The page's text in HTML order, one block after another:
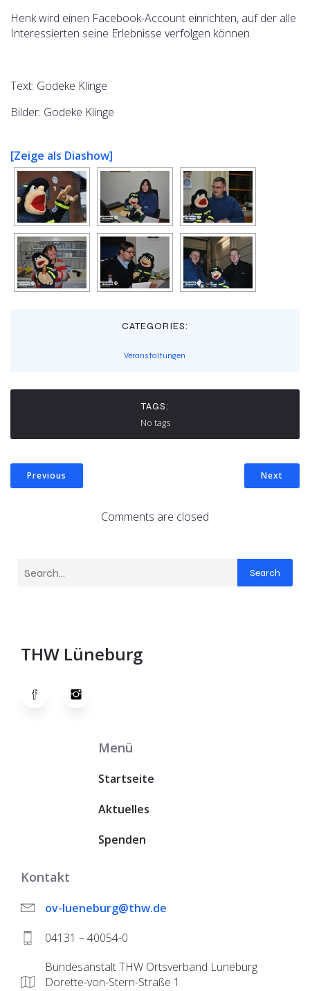
Henk wird einen Facebook-Account einrichten, auf der alle
Interessierten seine Erlebnisse verfolgen können.
Text: Godeke Klinge
Bilder: Godeke Klinge
[Zeige als Diashow]
CATEGORIES:
Veranstaltungen
TAGS:
No tags
Previous Next
Comments are closed
Search
THW Lüneburg
Menü
Startseite
Aktuelles
Spenden
Kontakt
ov-lueneburg@thw.de
04131 – 40054-0
Bundesanstalt THW Ortsverband Lüneburg
Dorette-von-Stern-Straße 1